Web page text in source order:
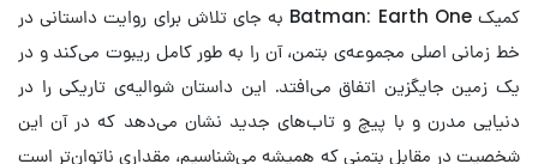
کمیک Batman: Earth One به جای تلاش برای روایت داستانی در
خط زمانی اصلی مجموعه‌ی بتمن، آن را به طور کامل ریبوت می‌کند و در
یک زمین جایگزین اتفاق می‌افتد. این داستان شوالیه‌ی تاریکی را در
دنیایی مدرن و با پیچ و تاب‌های جدید نشان می‌دهد که در آن این
شخصیت در مقابل بتمنی که همیشه می‌شناسیم، مقداری ناتوان‌تر است